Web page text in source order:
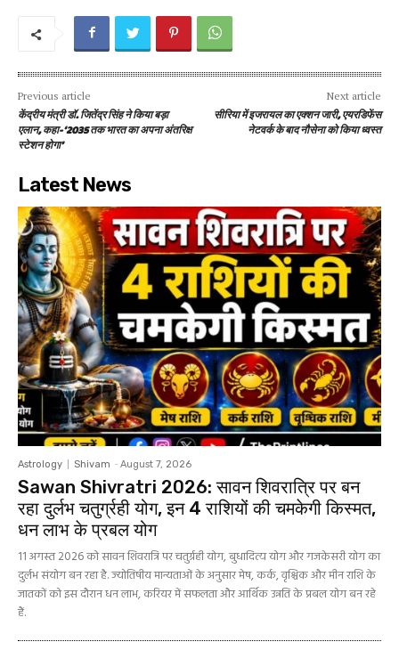
Previous article
केंद्रीय मंत्री डॉ. जितेंद्र सिंह ने किया बड़ा
एलान, कहा- ‘2035 तक भारत का अपना अंतरिक्ष
स्टेशन होगा’
Next article
सीरिया में इजरायल का एक्शन जारी, एयरडिफेंस
नेटवर्क के बाद नौसेना को किया ध्वस्त
Latest News
Astrology Shivam - August 7, 2026
Sawan Shivratri 2026: सावन शिवरात्रि पर बन
रहा दुर्लभ चतुर्ग्रही योग, इन 4 राशियों की चमकेगी किस्मत,
धन लाभ के प्रबल योग
11 अगस्त 2026 को सावन शिवरात्रि पर चतुर्ग्रही योग, बुधादित्य योग और गजकेसरी योग का
दुर्लभ संयोग बन रहा है. ज्योतिषीय मान्यताओं के अनुसार मेष, कर्क, वृश्चिक और मीन राशि के
जातकों को इस दौरान धन लाभ, करियर में सफलता और आर्थिक उन्नति के प्रबल योग बन रहे
हैं.